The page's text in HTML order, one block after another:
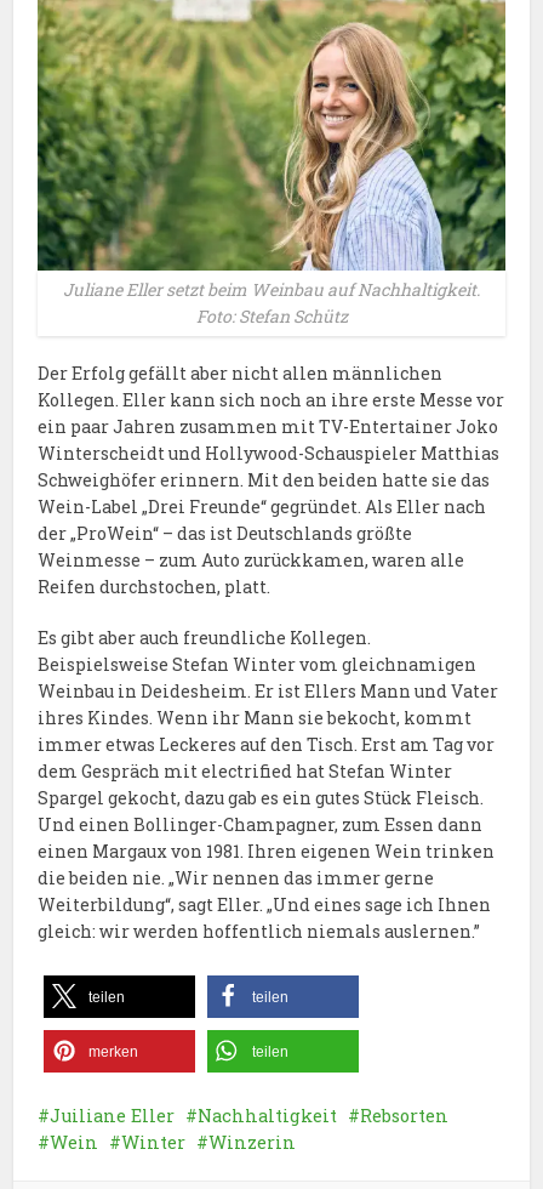
Juliane Eller setzt beim Weinbau auf Nachhaltigkeit.
Foto: Stefan Schütz
Der Erfolg gefällt aber nicht allen männlichen
Kollegen. Eller kann sich noch an ihre erste Messe vor
ein paar Jahren zusammen mit TV-Entertainer Joko
Winterscheidt und Hollywood-Schauspieler Matthias
Schweighöfer erinnern. Mit den beiden hatte sie das
Wein-Label „Drei Freunde“ gegründet. Als Eller nach
der „ProWein“ – das ist Deutschlands größte
Weinmesse – zum Auto zurückkamen, waren alle
Reifen durchstochen, platt.
Es gibt aber auch freundliche Kollegen.
Beispielsweise Stefan Winter vom gleichnamigen
Weinbau in Deidesheim. Er ist Ellers Mann und Vater
ihres Kindes. Wenn ihr Mann sie bekocht, kommt
immer etwas Leckeres auf den Tisch. Erst am Tag vor
dem Gespräch mit electrified hat Stefan Winter
Spargel gekocht, dazu gab es ein gutes Stück Fleisch.
Und einen Bollinger-Champagner, zum Essen dann
einen Margaux von 1981. Ihren eigenen Wein trinken
die beiden nie. „Wir nennen das immer gerne
Weiterbildung“, sagt Eller. „Und eines sage ich Ihnen
gleich: wir werden hoffentlich niemals auslernen.”
teilen teilen
merken teilen
Juiliane Eller Nachhaltigkeit
Rebsorten
Wein
Winter Winzerin